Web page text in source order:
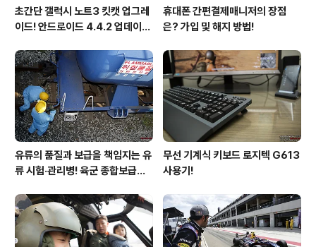
초간단 갤럭시 노트3 킷캣 업그레
이드! 안드로이드 4.4.2 업데이트
휴대폰 간편결제매니저의 장점
은? 가입 및 해지 방법!
유류의 품질과 보급을 책임지는 유
류 시험·관리병! 육군 종합보급창
무선 기계식 키보드 로지텍 G613
사용기!